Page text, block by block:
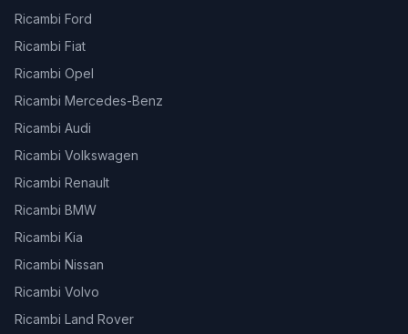
Ricambi Ford
Ricambi Fiat
Ricambi Opel
Ricambi Mercedes-Benz
Ricambi Audi
Ricambi Volkswagen
Ricambi Renault
Ricambi BMW
Ricambi Kia
Ricambi Nissan
Ricambi Volvo
Ricambi Land Rover